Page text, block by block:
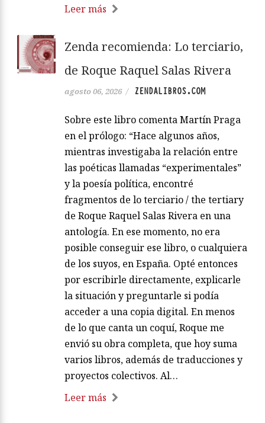
Leer más
Zenda recomienda: Lo terciario,
de Roque Raquel Salas Rivera
agosto 06, 2026 / ZENDALIBROS.COM
Sobre este libro comenta Martín Praga
en el prólogo: “Hace algunos años,
mientras investigaba la relación entre
las poéticas llamadas “experimentales”
y la poesía política, encontré
fragmentos de lo terciario / the tertiary
de Roque Raquel Salas Rivera en una
antología. En ese momento, no era
posible conseguir ese libro, o cualquiera
de los suyos, en España. Opté entonces
por escribirle directamente, explicarle
la situación y preguntarle si podía
acceder a una copia digital. En menos
de lo que canta un coquí, Roque me
envió su obra completa, que hoy suma
varios libros, además de traducciones y
proyectos colectivos. Al…
Leer más